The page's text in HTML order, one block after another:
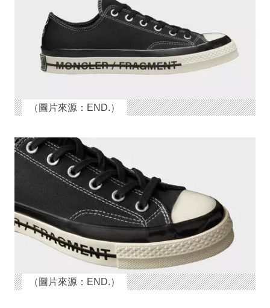
（圖片來源：END.）
（圖片來源：END.）